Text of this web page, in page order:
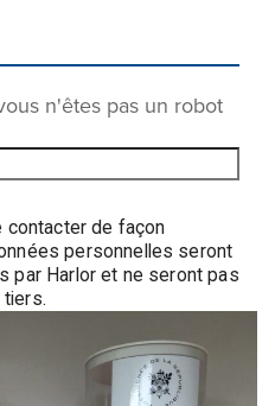
n'êtes pas un robot
contacter de façon
personnelles seront
par Harlor et ne seront pas